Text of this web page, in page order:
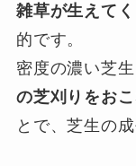
雑草が生えて
的です。
密度の濃い芝
の芝刈りをお
とで、芝生の